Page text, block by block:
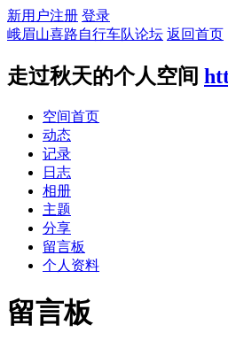
新用户注册 登录
峨眉山喜路自行车队论坛 返回首页
走过秋天的个人空间
空间首页
动态
记录
日志
相册
主题
分享
留言板
个人资料
留言板